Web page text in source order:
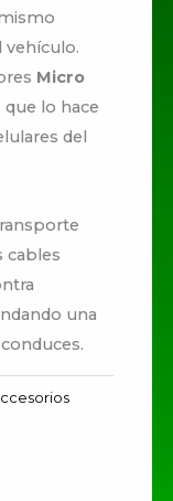
vehículo.
Micro
que lo hace
del
cables
una